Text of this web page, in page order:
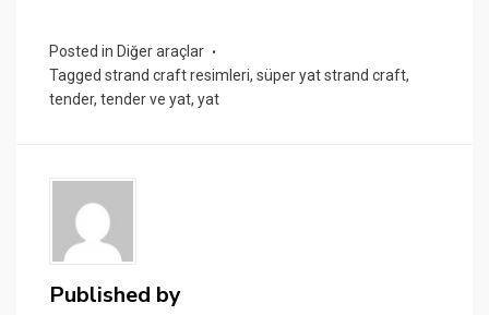
Posted in Diğer araçlar
Tagged strand craft resimleri, süper yat strand craft,
tender, tender ve yat, yat
Published by